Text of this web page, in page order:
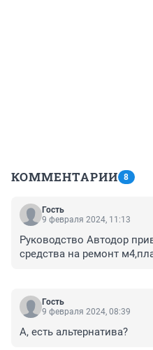
КОММЕНТАРИИ 8
Гость
9 февраля 2024, 11:13
Руководство Автодор
средства на ремонт
Гость
9 февраля 2024, 08:39
А, есть альтернатива?